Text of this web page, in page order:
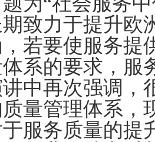
致力于提升欧
若要使服务提
系的要求，服
中再次强调，
量管理体系，
服务质量的提